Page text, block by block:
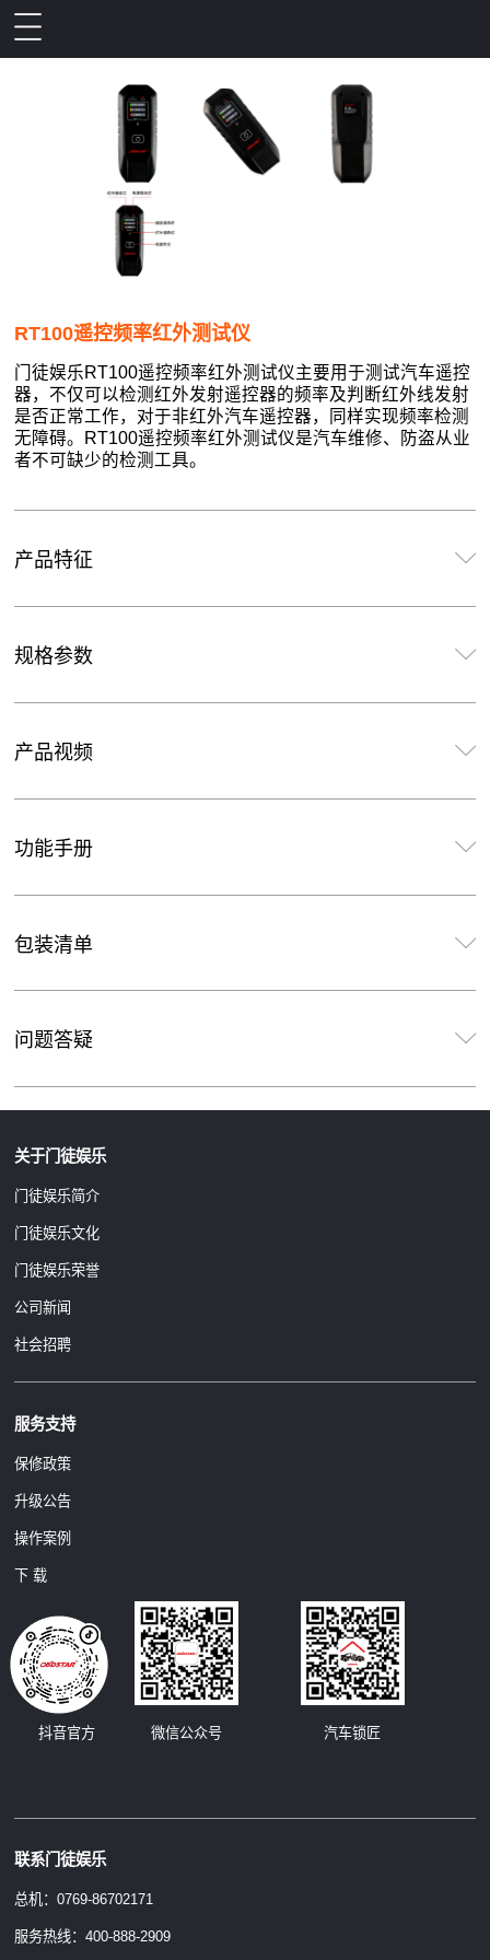
RT100遥控频率红外测试仪
门徒娱乐RT100遥控频率红外测试仪主要用于测试汽车遥控
器，不仅可以检测红外发射遥控器的频率及判断红外线发射
是否正常工作，对于非红外汽车遥控器，同样实现频率检测
无障碍。RT100遥控频率红外测试仪是汽车维修、防盗从业
者不可缺少的检测工具。
产品特征
规格参数
产品视频
功能手册
包装清单
问题答疑
关于门徒娱乐
门徒娱乐简介
门徒娱乐文化
门徒娱乐荣誉
公司新闻
社会招聘
服务支持
保修政策
升级公告
操作案例
下 载
微信公众号
抖音官方 汽车锁匠
联系门徒娱乐
总机：0769-86702171
服务热线：400-888-2909